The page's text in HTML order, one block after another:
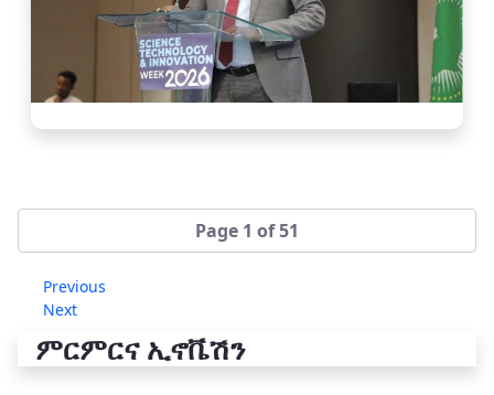
Page 1 of 51
Previous
Next
ምርምርና ኢኖቬሽን